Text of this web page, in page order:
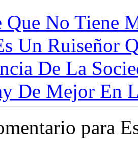
No Tiene
Un Ruiseñor
De La
De Mejor En
para